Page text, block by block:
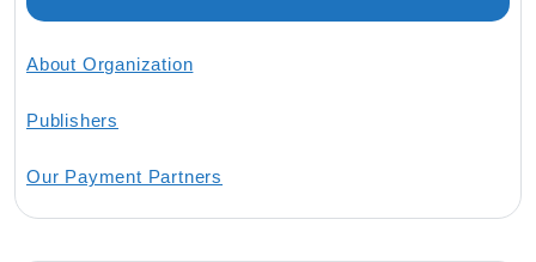
About Organization
Publishers
Our Payment Partners